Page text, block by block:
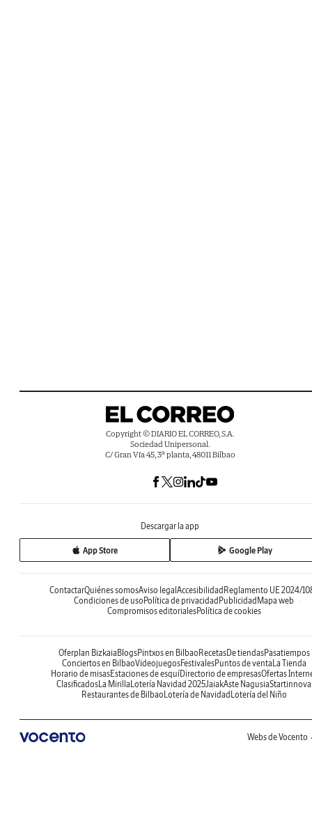
Copyright © DIARIO EL CORREO, S.A.
Sociedad Unipersonal.
C/ Gran Vía 45, 3ª planta, 48011 Bilbao
Descargar la app
App Store Google Play
ContactarQuiénes somosAviso legal Accesibilidad Reglamento UE 2024/
Condiciones de uso Política de privacidad Publicidad Mapa web
Compromisos editorialesPolítica de cookies
Oferplan Bizkaia BlogsPintxos en Bilbao RecetasDe tiendasPasatiempos
Conciertos en BilbaoVideojuegosFestivalesPuntos de venta La Tienda
Horario de misasEstaciones de esquíDirectorio de empresasOfertas
ClasificadosLa Mirilla Lotería Navidad 2025JaiakAste NagusiaStartinnova
Restaurantes de Bilbao Lotería de Navidad Lotería del Niño
Webs de Vocento